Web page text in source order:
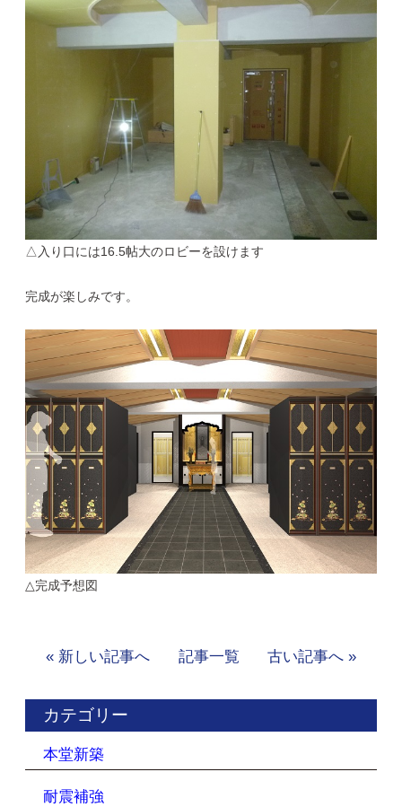
△入り口には16.5帖大のロビーを設けます
完成が楽しみです。
△完成予想図
« 新しい記事へ 記事一覧 古い記事へ »
カテゴリー
本堂新築
耐震補強